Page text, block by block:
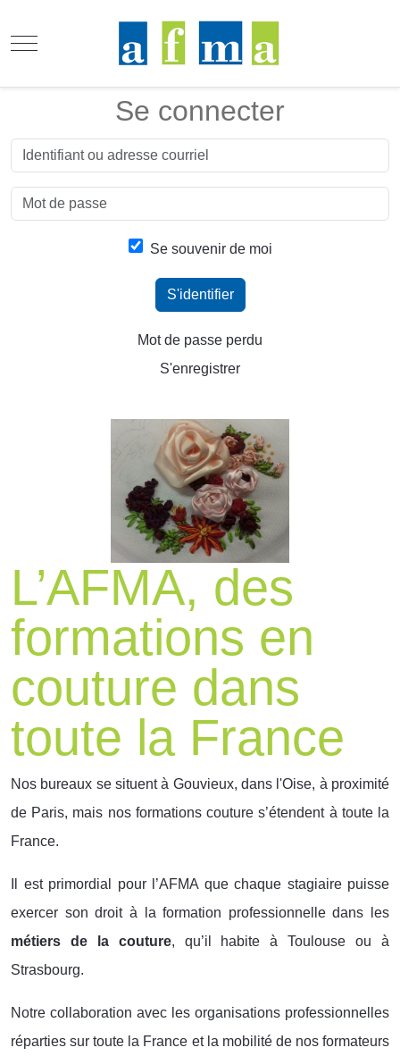
Mobile Menu Toggle
Se connecter
Se souvenir de moi
S'identifier
Mot de passe perdu
S'enregistrer
L’AFMA, des
formations en
couture dans
toute la France
Nos bureaux se situent à Gouvieux, dans l'Oise, à proximité
de Paris, mais nos formations couture s’étendent à toute la
France.
Il est primordial pour l’AFMA que chaque stagiaire puisse
exercer son droit à laformation professionnelle dans les
métiers de la couture, qu’il habite à Toulouse ou à
Strasbourg.
Notre collaboration avec les organisations professionnelles
réparties sur toute la France et la mobilité de nos formateurs